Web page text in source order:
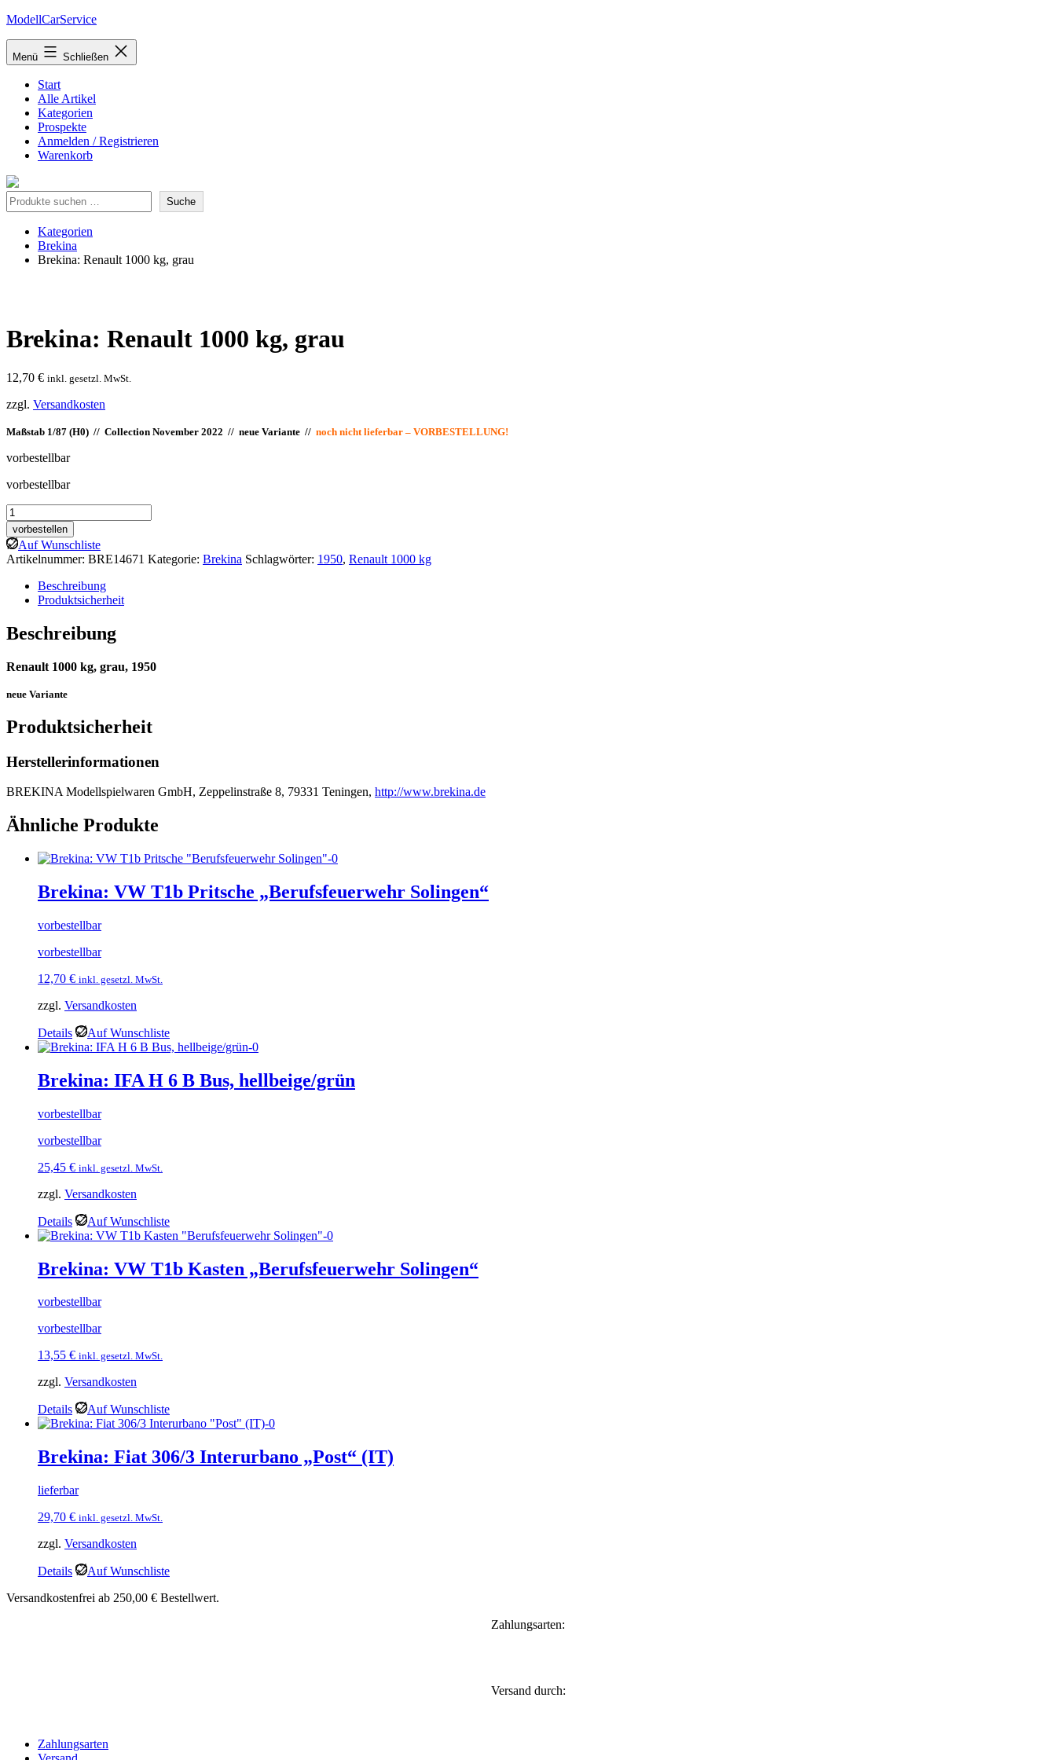
Zum
springen
ModellCarService
Menü Schließen
Start
Alle Artikel
Kategorien
Prospekte
Anmelden / Registrieren
Warenkorb
Suche Suche
Kategorien
Brekina
Brekina: Renault 1000 kg, grau
Brekina: Renault 1000 kg, grau
12,70 € inkl. gesetzl. MwSt.
zzgl. Versandkosten
Maßstab 1/87 (H0) // Collection November 2022 // neue Variante // noch nicht lieferbar – VORBESTELLUNG!
vorbestellbar
vorbestellbar
Brekina:
Renault
1000
kg,
grau
Menge
vorbestellen
Auf Wunschliste
Artikelnummer: BRE14671 Kategorie: Brekina Schlagwörter: 1950, Renault 1000 kg
Beschreibung
Produktsicherheit
Beschreibung
Renault 1000 kg, grau, 1950
neue Variante
Produktsicherheit
Herstellerinformationen
BREKINA Modellspielwaren GmbH, Zeppelinstraße 8, 79331 Teningen, http://www.brekina.de
Ähnliche Produkte
Brekina: VW T1b Pritsche „Berufsfeuerwehr Solingen“
vorbestellbar
vorbestellbar
12,70 € inkl. gesetzl. MwSt.
zzgl. Versandkosten
Details Auf Wunschliste
Brekina: IFA H 6 B Bus, hellbeige/grün
vorbestellbar
vorbestellbar
25,45 € inkl. gesetzl. MwSt.
zzgl. Versandkosten
Details Auf Wunschliste
Brekina: VW T1b Kasten „Berufsfeuerwehr Solingen“
vorbestellbar
vorbestellbar
13,55 € inkl. gesetzl. MwSt.
zzgl. Versandkosten
Details Auf Wunschliste
Brekina: Fiat 306/3 Interurbano „Post“ (IT)
lieferbar
29,70 € inkl. gesetzl. MwSt.
zzgl. Versandkosten
Details
Auf Wunschliste
Versandkostenfrei ab 250,00 € Bestellwert.
Zahlungsarten:
Versand durch:
Zahlungsarten